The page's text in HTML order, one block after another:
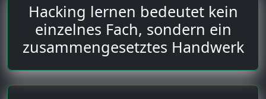
Hacking lernen bedeutet kein
einzelnes Fach, sondern ein
zusammengesetztes Handwerk